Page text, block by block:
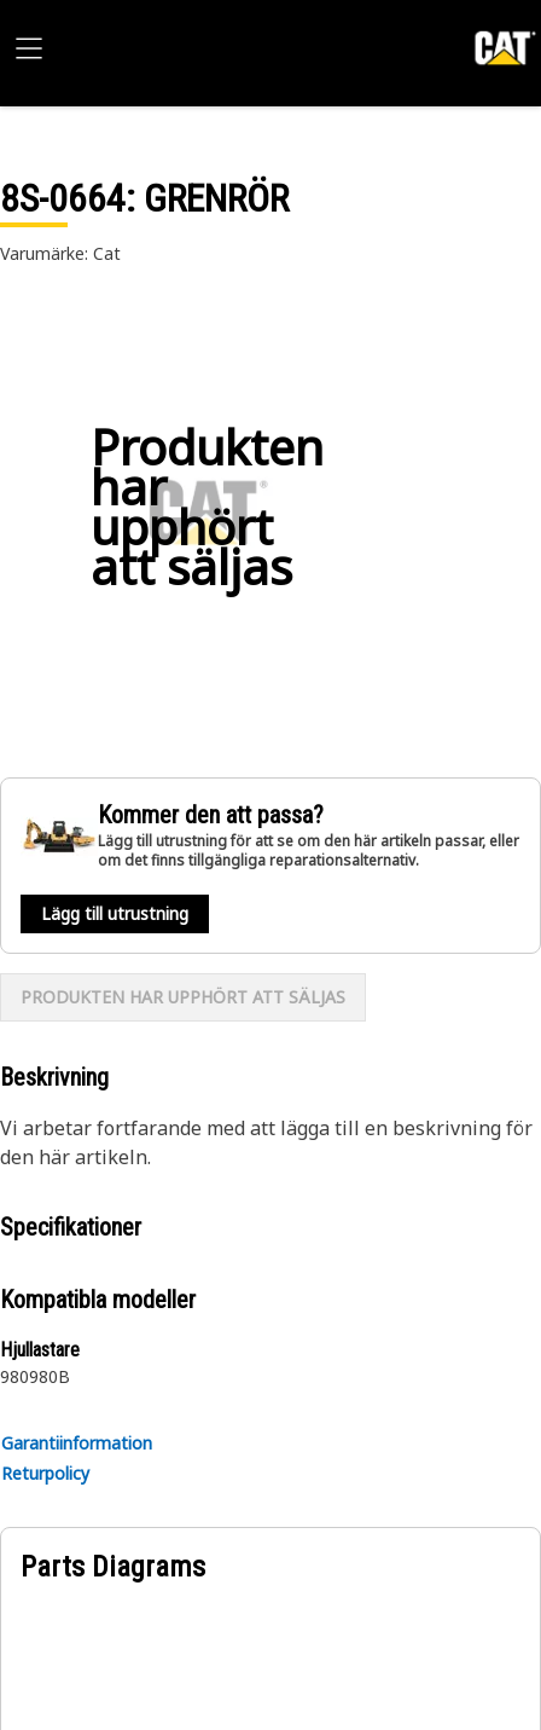
8S-0664: GRENRÖR
Varumärke: Cat
Produkten
har
upphört
att säljas
Kommer den att passa?
Lägg till utrustning för att se om den här artikeln passar, eller
om det finns tillgängliga reparationsalternativ.
Lägg till utrustning
PRODUKTEN HAR UPPHÖRT ATT SÄLJAS
Beskrivning
Vi arbetar fortfarande med att lägga till en beskrivning för
den här artikeln.
Specifikationer
Kompatibla modeller
Hjullastare
980980B
Garantiinformation
Returpolicy
Parts Diagrams